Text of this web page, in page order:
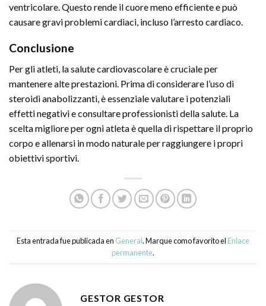
ventricolare. Questo rende il cuore meno efficiente e può
causare gravi problemi cardiaci, incluso l’arresto cardiaco.
Conclusione
Per gli atleti, la salute cardiovascolare è cruciale per
mantenere alte prestazioni. Prima di considerare l’uso di
steroidi anabolizzanti, è essenziale valutare i potenziali
effetti negativi e consultare professionisti della salute. La
scelta migliore per ogni atleta è quella di rispettare il proprio
corpo e allenarsi in modo naturale per raggiungere i propri
obiettivi sportivi.
Esta entrada fue publicada en General. Marque como favorito el Enlace
permanente.
GESTOR GESTOR